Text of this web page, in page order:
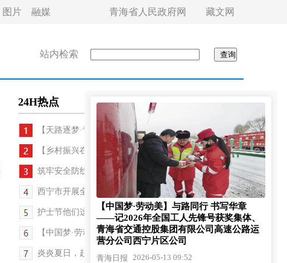
图片 融媒 青海省人民政府网 藏文网
站内检索
24H热点
【天路逐梦·青藏铁路通车20周年纪行】驻村队的...
【乡村振兴在青海】高原羊毛“变身记”
筑牢安全防线 守护平安家园——青海省2026年“防灾...
西宁市开展全国防灾减灾日宣传活动
护士节他们这样过
【中国梦·劳动美】与路同行 书写华章——记2026年...
炎炎夏日，赴一场“冰雪之约”
【中国梦·劳动美】与路同行 书写华章
——记2026年全国工人先锋号获奖集体、
青海省交通控股集团有限公司高速公路运
营分公司西宁片区公司
青海日报 2026-05-13 09:52